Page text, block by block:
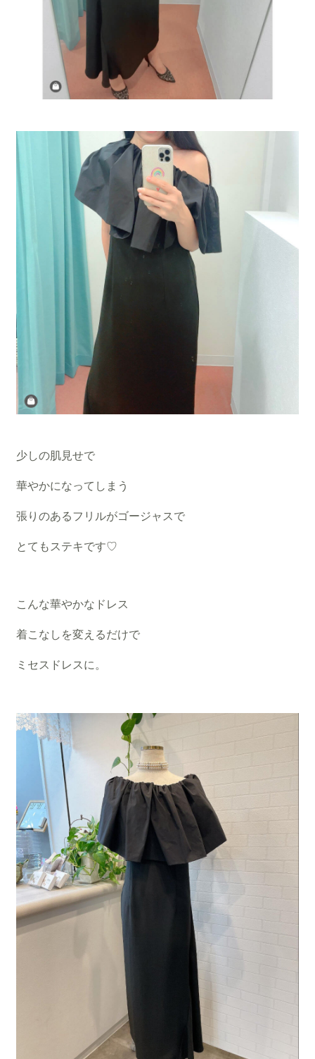
少しの肌見せで
華やかになってしまう
張りのあるフリルがゴージャスで
とてもステキです♡
こんな華やかなドレス
着こなしを変えるだけで
ミセスドレスに。